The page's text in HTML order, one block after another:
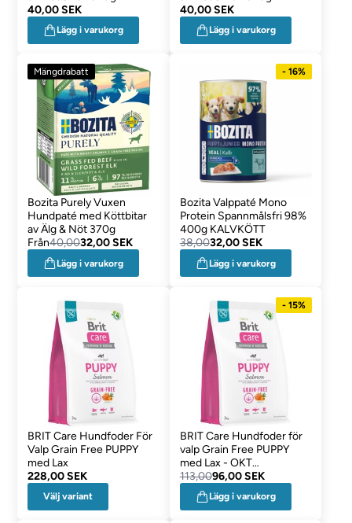
40,00 SEK
Lägg i varukorg
40,00 SEK
Lägg i varukorg
Mängdrabatt
Bozita Purely Vuxen
Hundpaté med Köttbitar
av Älg & Nöt 370g
Från40,0032,00 SEK
Lägg i varukorg
- 16%
Bozita Valppaté Mono
Protein Spannmålsfri 98%
400g KALVKÖTT
38,0032,00 SEK
Lägg i varukorg
BRIT Care Hundfoder För
Valp Grain Free PUPPY
med Lax
228,00 SEK
Välj variant
- 15%
BRIT Care Hundfoder för
valp Grain Free PUPPY
med Lax - OKT
DATOVAROR
113,0096,00 SEK
Lägg i varukorg